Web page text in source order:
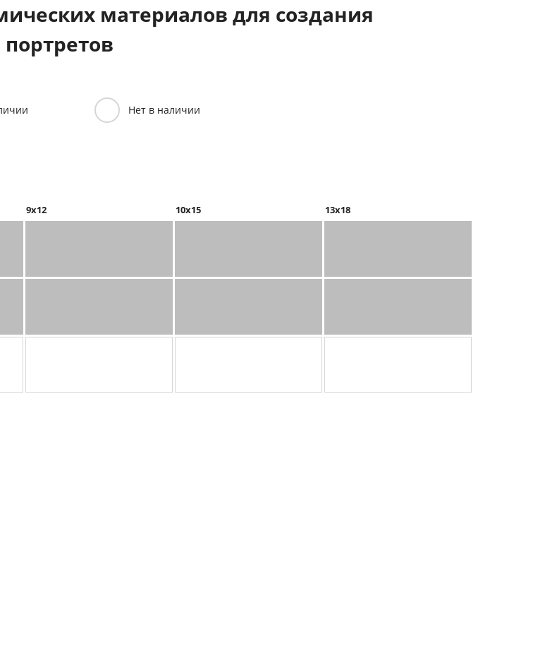
материалов для создания
портретов
Нет в наличии
9x12 10x15 13x18